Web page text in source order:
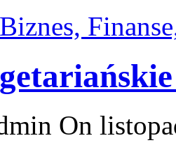
Biznes,
On